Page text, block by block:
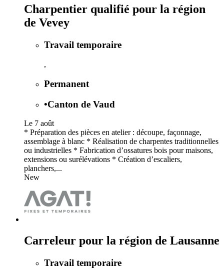
Charpentier qualifié pour la région
de Vevey
Travail temporaire
,
Permanent
•Canton de Vaud
Le 7 août
* Préparation des pièces en atelier : découpe, façonnage,
assemblage à blanc * Réalisation de charpentes traditionnelles
ou industrielles * Fabrication d’ossatures bois pour maisons,
extensions ou surélévations * Création d’escaliers,
planchers,...
New
Carreleur pour la région de Lausanne
Travail temporaire